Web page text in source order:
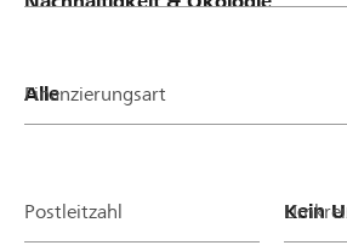
Finanzierungsart
Postleitzahl